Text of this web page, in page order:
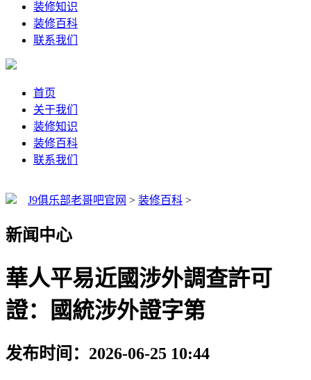
装修知识
装修百科
联系我们
首页
关于我们
装修知识
装修百科
联系我们
J9俱乐部老哥吧官网 > 装修百科 >
新闻中心
華人平易近國涉外調查許可
證：國統涉外證字第
发布时间：2026-06-25 10:44